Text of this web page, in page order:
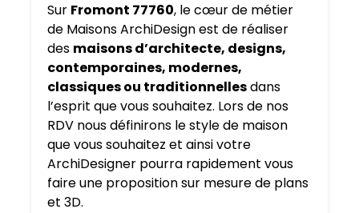
Sur Fromont 77760, le cœur de métier
de Maisons ArchiDesign est de réaliser
des maisons d’architecte, designs,
contemporaines, modernes,
classiques ou traditionnellesdans
l’esprit que vous souhaitez. Lors de nos
RDV nous définirons le style de maison
que vous souhaitez et ainsi votre
ArchiDesigner pourra rapidement vous
faire une proposition sur mesure de plans
et 3D.